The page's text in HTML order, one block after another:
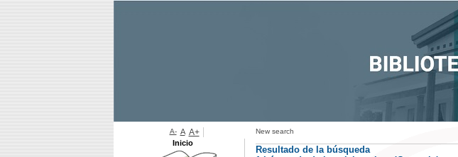
New search
Resultado de la búsqueda
A- A A+
Inicio